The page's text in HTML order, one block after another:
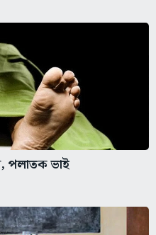
পলাতক ভাই